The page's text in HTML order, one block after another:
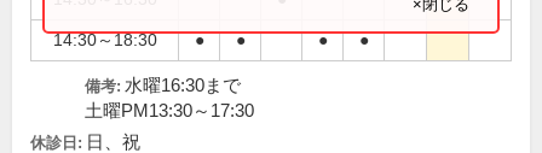
14:30～18:30 ● ● ● ●
×閉じる
備考: 水曜16:30まで
土曜PM13:30～17:30
休診日: 日、祝